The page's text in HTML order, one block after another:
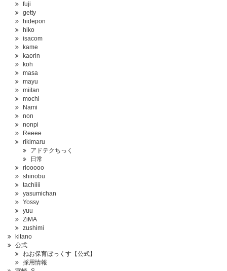
fuji
getty
hidepon
hiko
isacom
kame
kaorin
koh
masa
mayu
miitan
mochi
Nami
non
nonpi
Reeee
rikimaru
アドテクちっく
日常
riooooo
shinobu
tachiiii
yasumichan
Yossy
yuu
ZiMA
zushimi
kitano
公式
ねお保育ぼっくす【公式】
採用情報